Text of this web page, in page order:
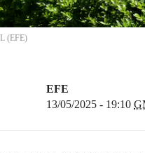
(EFE)
EFE
13/05/2025 - 19:10